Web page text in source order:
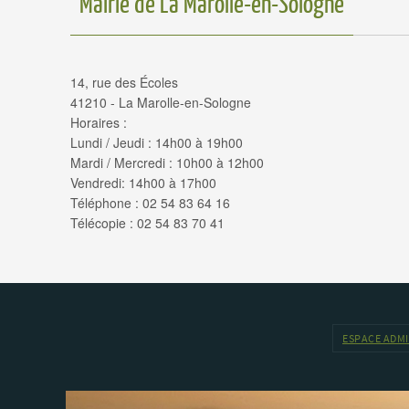
14, rue des Écoles
41210 - La Marolle-en-Sologne
Horaires :
Lundi / Jeudi : 14h00 à 19h00
Mardi / Mercredi : 10h00 à 12h00
Vendredi: 14h00 à 17h00
Téléphone : 02 54 83 64 16
Télécopie : 02 54 83 70 41
ESPACE